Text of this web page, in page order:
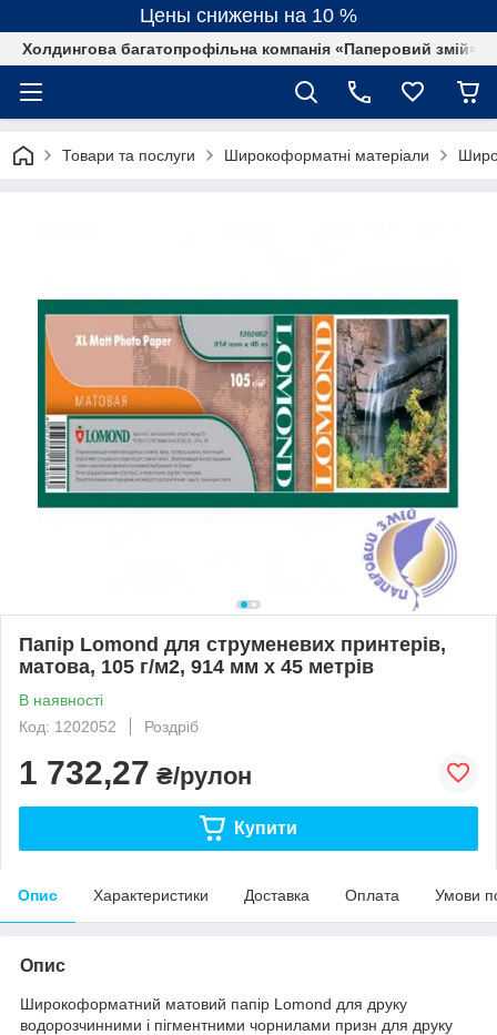
Цены снижены на 10 %
Холдингова багатопрофільна компанія «Паперовий змій»
Товари та послуги Широкоформатні матеріали
Папір Lomond для струменевих принтерів,
матова, 105 г/м2, 914 мм х 45 метрів
В наявності
Код: 1202052
Роздріб
1 732,27 ₴/рулон
Купити
Опис Характеристики Доставка Оплата Умови
Опис
Широкоформатний матовий папір Lomond для друку
водорозчинними і пігментними чорнилами призн для друку